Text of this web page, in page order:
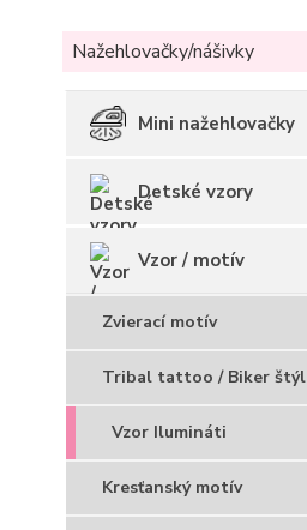
Nažehlovačky/nášivky
Mini nažehlovačky
Detské vzory
Vzor / motív
Zvierací motív
Tribal tattoo / Biker štýl
Vzor Ilumináti
Kresťanský motív